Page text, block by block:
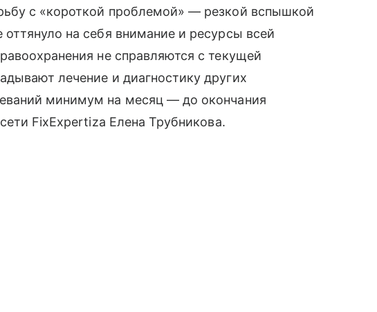
с «короткой проблемой» — резкой вспышкой
на себя внимание и ресурсы всей
не справляются с текущей
лечение и диагностику других
минимум на месяц — до окончания
FixExpertiza Елена Трубникова.